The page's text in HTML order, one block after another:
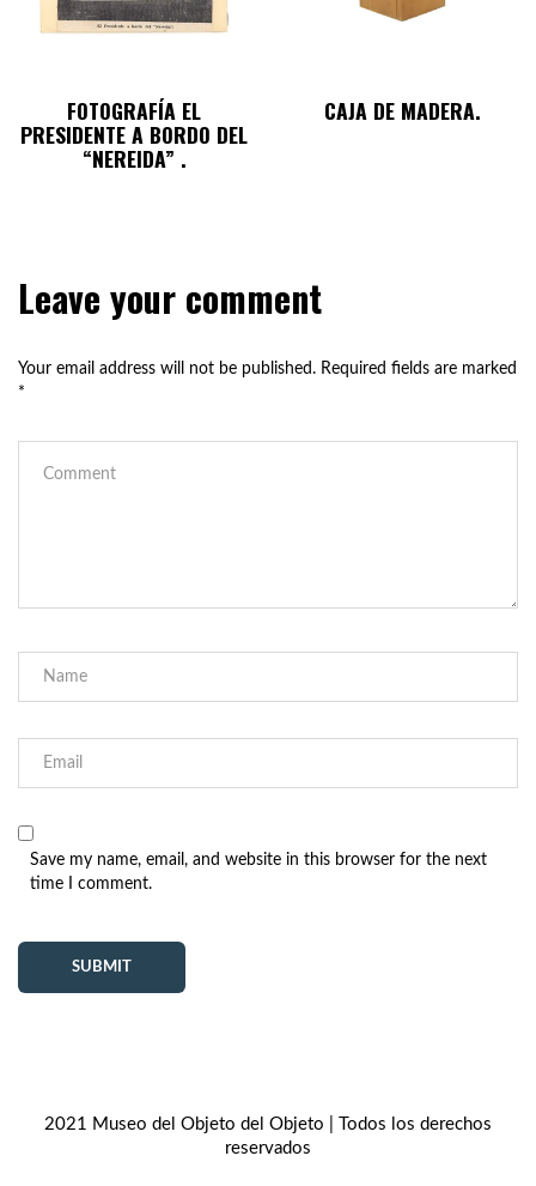
FOTOGRAFÍA EL
PRESIDENTE A BORDO DEL
“NEREIDA” .
CAJA DE MADERA.
Leave your comment
Your email address will not be published. Required fields are marked
*
Save my name, email, and website in this browser for the next
time I comment.
2021 Museo del Objeto del Objeto | Todos los derechos
reservados